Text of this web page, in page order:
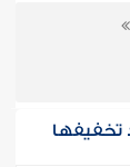
تخفيفها